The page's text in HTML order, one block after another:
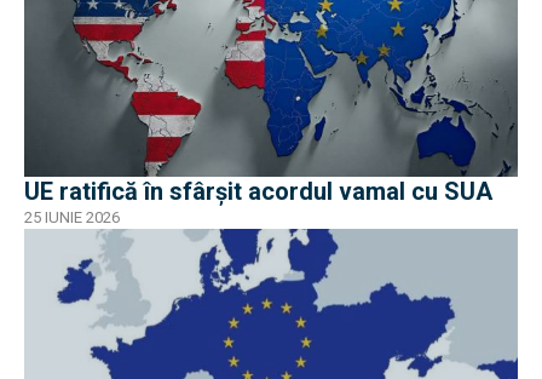
UE ratifică în sfârșit acordul vamal cu SUA
25 IUNIE 2026